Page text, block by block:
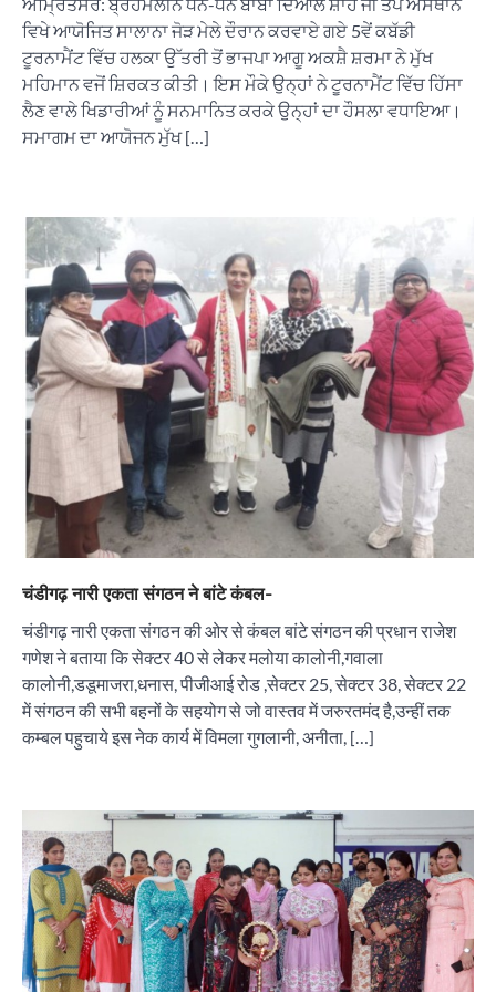
ਵਿਖੇ ਆਯੋਜਿਤ ਸਾਲਾਨਾ ਜੋੜ ਮੇਲੇ ਦੌਰਾਨ ਕਰਵਾਏ ਗਏ 5ਵੇਂ ਕਬੱਡੀ
ਟੂਰਨਾਮੈਂਟ ਵਿੱਚ ਹਲਕਾ ਉੱਤਰੀ ਤੋਂ ਭਾਜਪਾ ਆਗੂ ਅਕਸ਼ੈ ਸ਼ਰਮਾ ਨੇ ਮੁੱਖ
ਮਹਿਮਾਨ ਵਜੋਂ ਸ਼ਿਰਕਤ ਕੀਤੀ। ਇਸ ਮੌਕੇ ਉਨ੍ਹਾਂ ਨੇ ਟੂਰਨਾਮੈਂਟ ਵਿੱਚ ਹਿੱਸਾ
ਲੈਣ ਵਾਲੇ ਖਿਡਾਰੀਆਂ ਨੂੰ ਸਨਮਾਨਿਤ ਕਰਕੇ ਉਨ੍ਹਾਂ ਦਾ ਹੌਸਲਾ ਵਧਾਇਆ।
ਸਮਾਗਮ ਦਾ ਆਯੋਜਨ ਮੁੱਖ […]
चंडीगढ़ नारी एकता संगठन ने बांटे कंबल-
चंडीगढ़ नारी एकता संगठन की ओर से कंबल बांटे संगठन की प्रधान राजेश
गणेश ने बताया कि सेक्टर 40 से लेकर मलोया कालोनी,गवाला
कालोनी,डडूमाजरा,धनास, पीजीआई रोड ,सेक्टर 25, सेक्टर 38, सेक्टर 22
में संगठन की सभी बहनों के सहयोग से जो वास्तव में जरुरतमंद है,उन्हीं तक
कम्बल पहुचाये इस नेक कार्य में विमला गुगलानी, अनीता, […]
2
“वोकल फॉर लोकल” से “लोकल टू ग्लोबल” की ओर भारत
का बढ़ता कदम, 12 से 15 अगस्त तक भारत मंडपम में होगा
भव्य भारत व्यापार महोत्सव : हरीश गर्ग
City uday August 6, 2026
सोलर एनर्जी वेंडर्स एसोसिएशन (सेवा) ने पंजाब में सौर
परियोजनाओं की बाधाओं को दूर करने के लिए पीएसपीसीएल